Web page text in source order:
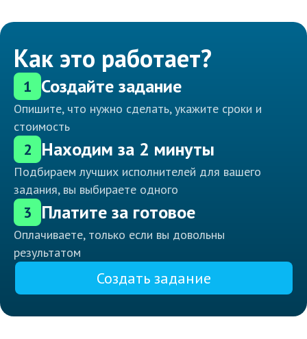
Как это работает?
1 Создайте задание
Опишите, что нужно сделать, укажите сроки и
стоимость
2 Находим за 2 минуты
Подбираем лучших исполнителей для вашего
задания, вы выбираете одного
3 Платите за готовое
Оплачиваете, только если вы довольны
результатом
Создать задание